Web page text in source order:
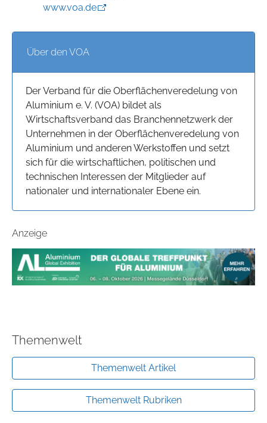
www.voa.de
Über den VOA
Der Verband für die Oberflächenveredelung von
Aluminium e. V. (VOA) bildet als
Wirtschaftsverband das Branchennetzwerk der
Unternehmen in der Oberflächenveredelung von
Aluminium und anderen Werkstoffen und setzt
sich für die wirtschaftlichen, politischen und
technischen Interessen der Mitglieder auf
nationaler und internationaler Ebene ein.
Anzeige
Themenwelt
Themenwelt Artikel
Themenwelt Rubriken